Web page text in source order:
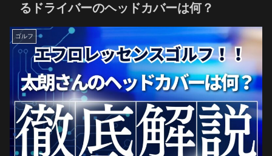
るドライバーのヘッドカバーは何？
ゴルフ